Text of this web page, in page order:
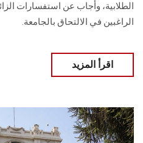
الطلابية، وأجاب عن استفسارات
الراغبين في الالتحاق بالجامعة.
اقرأ المزيد